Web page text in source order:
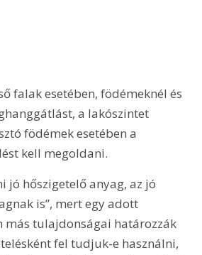
falak esetében, födémeknél és
a lakószintet
födémek esetében a
kell megoldani.
jó hőszigetelő anyag, az jó
is”, mert egy adott
más tulajdonságai határozzák
fel tudjuk-e használni,